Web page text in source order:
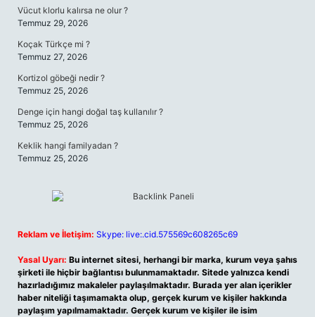
Vücut klorlu kalırsa ne olur ?
Temmuz 29, 2026
Koçak Türkçe mi ?
Temmuz 27, 2026
Kortizol göbeği nedir ?
Temmuz 25, 2026
Denge için hangi doğal taş kullanılır ?
Temmuz 25, 2026
Keklik hangi familyadan ?
Temmuz 25, 2026
Reklam ve İletişim: Skype: live:.cid.575569c608265c69
Yasal Uyarı: Bu internet sitesi, herhangi bir marka, kurum veya şahıs
şirketi ile hiçbir bağlantısı bulunmamaktadır. Sitede yalnızca kendi
hazırladığımız makaleler paylaşılmaktadır. Burada yer alan içerikler
haber niteliği taşımamakta olup, gerçek kurum ve kişiler hakkında
paylaşım yapılmamaktadır. Gerçek kurum ve kişiler ile isim